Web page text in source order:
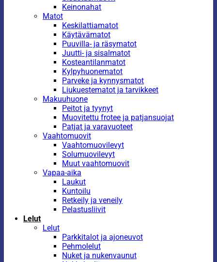
Keinonahat
Matot
Keskilattiamatot
Käytävämatot
Puuvilla- ja räsymatot
Juutti- ja sisalmatot
Kosteantilanmatot
Kylpyhuonematot
Parveke ja kynnysmatot
Liukuestematot ja tarvikkeet
Makuuhuone
Peitot ja tyynyt
Muovitettu frotee ja patjansuojat
Patjat ja varavuoteet
Vaahtomuovit
Vaahtomuovilevyt
Solumuovilevyt
Muut vaahtomuovit
Vapaa-aika
Laukut
Kuntoilu
Retkeily ja veneily
Pelastusliivit
Lelut
Lelut
Parkkitalot ja ajoneuvot
Pehmolelut
Nuket ja nukenvaunut